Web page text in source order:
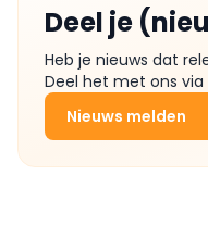
Deel je
Heb je nieuws dat
Deel het met ons
Nieuws melden